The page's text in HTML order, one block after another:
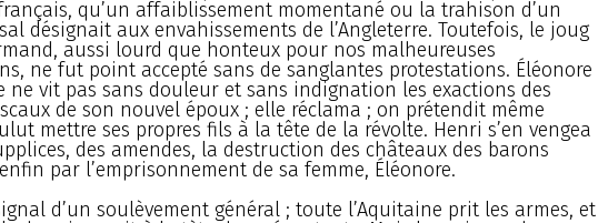
qu’un affaiblissement momentané ou la trahison d’un
désignait aux envahissements de l’Angleterre. Toutefois, le joug
aussi lourd que honteux pour nos malheureuses
ne fut point accepté sans de sanglantes protestations. Éléonore
ne vit pas sans douleur et sans indignation les exactions des
de son nouvel époux ; elle réclama ; on prétendit même
mettre ses propres fils à la tête de la révolte. Henri s’en vengea
des amendes, la destruction des châteaux des barons
par l’emprisonnement de sa femme, Éléonore.
d’un soulèvement général ; toute l’Aquitaine prit les armes, et